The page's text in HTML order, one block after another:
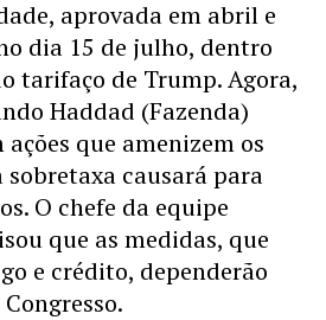
aprovada em abril e
dia 15 de julho, dentro
tarifaço de Trump. Agora,
Haddad (Fazenda)
que amenizem os
causará para
O chefe da equipe
que as medidas, que
e crédito, dependerão